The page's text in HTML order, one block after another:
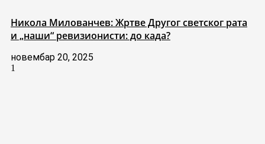
Никола Милованчев: Жртве Другог светског рата
и „наши“ ревизионисти: до када?
новембар 20, 2025